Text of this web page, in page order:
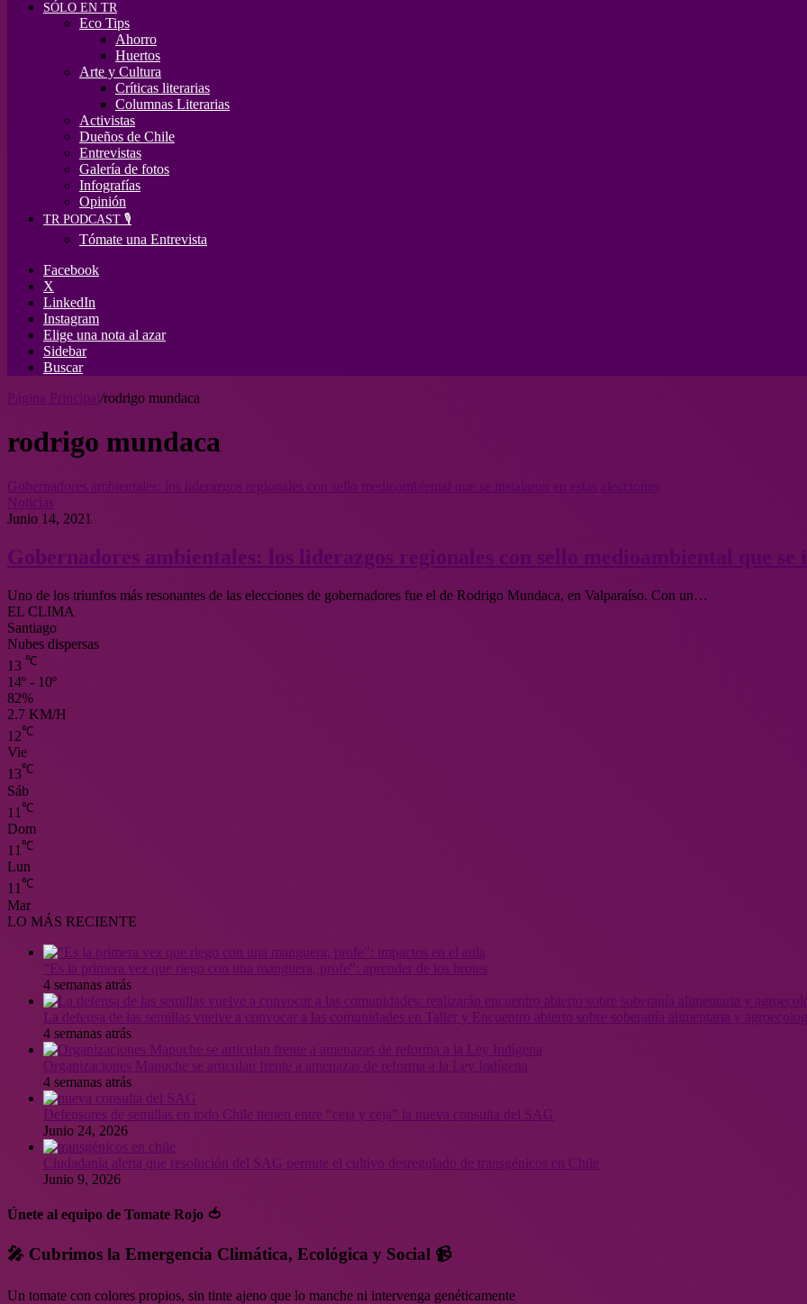
SÓLO EN TR
Eco Tips
Ahorro
Huertos
Arte y Cultura
Críticas literarias
Columnas Literarias
Activistas
Dueños de Chile
Entrevistas
Galería de fotos
Infografías
Opinión
TR PODCAST 🎙️
Tómate una Entrevista
Facebook
X
LinkedIn
Instagram
Elige una nota al azar
Sidebar
Buscar
Página Principal /rodrigo mundaca
rodrigo mundaca
Gobernadores ambientales: los liderazgos regionales con sello medioambiental que se instalaron en estas elecciones
Noticias
Junio 14, 2021
Gobernadores ambientales: los liderazgos regionales con sello medioambiental que se
Uno de los triunfos más resonantes de las elecciones de gobernadores fue el de Rodrigo Mundaca, en Valparaíso. Con un…
EL CLIMA
Santiago
Nubes dispersas
13 ℃
14º - 10º
82%
2.7 KM/H
12℃
Vie
13℃
Sáb
11 ℃
Dom
11 ℃
Lun
11℃
Mar
LO MÁS RECIENTE
“Es la primera vez que riego con una manguera, profe”: aprender de los brotes
4 semanas atrás
La defensa de las semillas vuelve a convocar a las comunidades en Taller y Encuentro abierto sobre soberanía alimentaria y
4 semanas atrás
Organizaciones Mapuche se articulan frente a amenazas de reforma a la Ley Indígena
4 semanas atrás
Defensores de semillas en todo Chile tienen entre “ceja y ceja” la nueva consulta del SAG
Junio 24, 2026
Ciudadanía alerta que resolución del SAG permite el cultivo desregulado de transgénicos en Chile
Junio 9, 2026
Únete al equipo de Tomate Rojo 🍅
🎤 Cubrimos la Emergencia Climática, Ecológica y Social 📹
Un tomate con colores propios, sin tinte ajeno que lo manche ni intervenga genéticamente